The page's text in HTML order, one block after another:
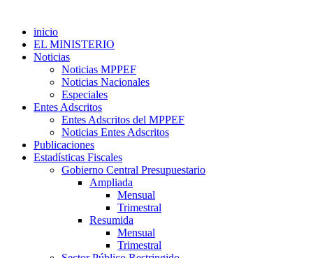
inicio
EL MINISTERIO
Noticias
Noticias MPPEF
Noticias Nacionales
Especiales
Entes Adscritos
Entes Adscritos del MPPEF
Noticias Entes Adscritos
Publicaciones
Estadísticas Fiscales
Gobierno Central Presupuestario
Ampliada
Mensual
Trimestral
Resumida
Mensual
Trimestral